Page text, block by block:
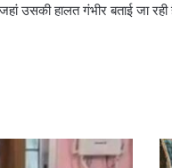
उसकी हालत गंभीर बताई जा